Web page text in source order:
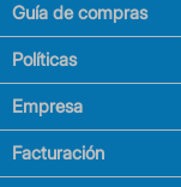
Guía de compras
Políticas
Empresa
Facturación